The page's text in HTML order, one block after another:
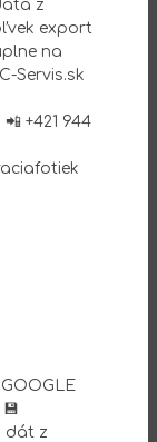
dát z